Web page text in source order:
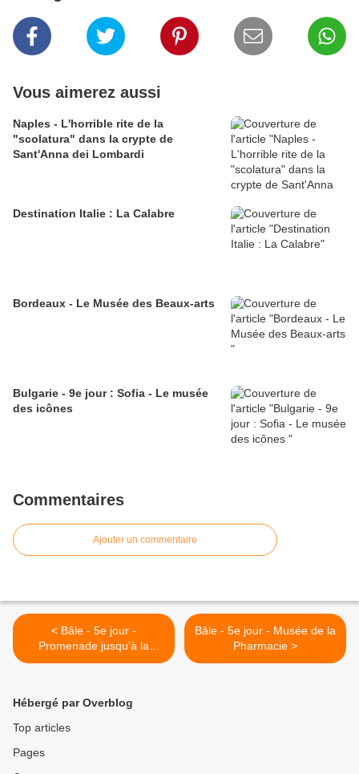
Vous aimerez aussi
Naples - L'horrible rite de la
"scolatura" dans la crypte de
Sant'Anna dei Lombardi
Destination Italie : La Calabre
Bordeaux - Le Musée des Beaux-arts
Bulgarie - 9e jour : Sofia - Le musée
des icônes
Commentaires
Ajouter un commentaire
< Bâle - 5e jour -
Promenade jusqu'à la
cathédrale
Bâle - 5e jour - Musée de la
Pharmacie >
Hébergé par Overblog
Top articles
Pages